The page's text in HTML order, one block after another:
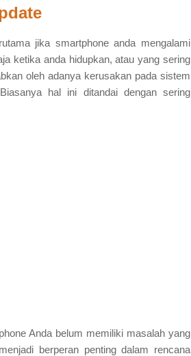
jika smartphone anda mengalami
ketika anda hidupkan, atau yang sering
oleh adanya kerusakan pada sistem
hal ini ditandai dengan sering
Anda belum memiliki masalah yang
berperan penting dalam rencana